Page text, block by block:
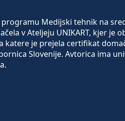
Medijski tehnik na
v Ateljeju UNIKART, kjer je
katere je prejela certifikat
Slovenije. Avtorica ima